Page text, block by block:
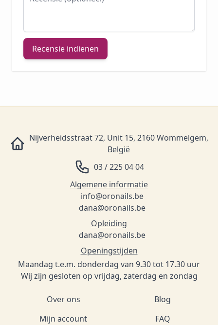
Recensie indienen
Nijverheidsstraat 72, Unit 15, 2160 Wommelgem,
België
03 / 225 04 04
Algemene informatie
info@oronails.be
dana@oronails.be
Opleiding
dana@oronails.be
Openingstijden
Maandag t.e.m. donderdag van 9.30 tot 17.30 uur
Wij zijn gesloten op vrijdag, zaterdag en zondag
Over ons
Mijn account
Blog
FAQ